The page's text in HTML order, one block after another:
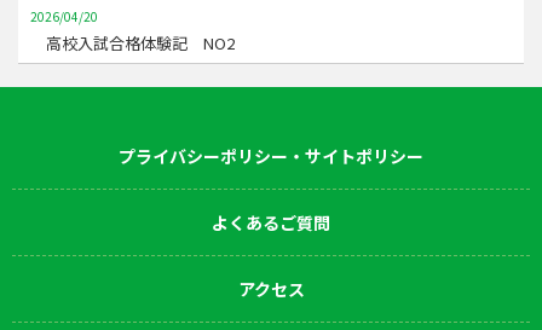
2026/04/20
高校入試合格体験記 NO2
プライバシーポリシー・サイトポリシー
よくあるご質問
アクセス